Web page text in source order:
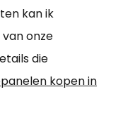
kan ik
onze
die
kopen in